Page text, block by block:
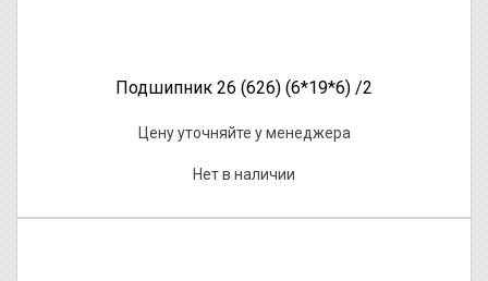
Подшипник 26 (626) (6*19*6) /2
Цену уточняйте у менеджера
Нет в наличии